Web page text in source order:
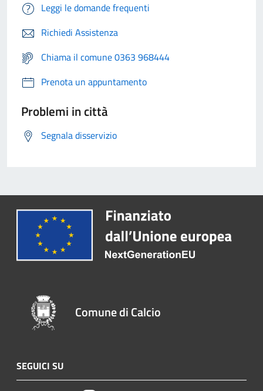
Leggi le domande frequenti
Richiedi Assistenza
Chiama il comune 0363 968444
Prenota un appuntamento
Problemi in città
Segnala disservizio
Comune di Calcio
SEGUICI SU